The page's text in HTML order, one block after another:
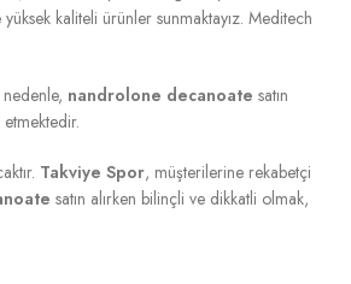
kaliteli ürünler sunmaktayız. Meditech
nandrolone decanoate satın
Takviye Spor, müşterilerine rekabetçi
satın alırken bilinçli ve dikkatli olmak,